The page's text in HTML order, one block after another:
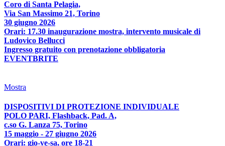
Coro di Santa Pelagia,
Via San Massimo 21, Torino
30 giugno 2026
Orari: 17.30 inaugurazione mostra, intervento musicale di
Ludovico Bellucci
Ingresso gratuito con prenotazione obbligatoria
EVENTBRITE
Mostra
DISPOSITIVI DI PROTEZIONE INDIVIDUALE
POLO PARI, Flashback, Pad. A,
c.so G. Lanza 75, Torino
15 maggio - 27 giugno 2026
Orari: gio-ve-sa, ore 18-21